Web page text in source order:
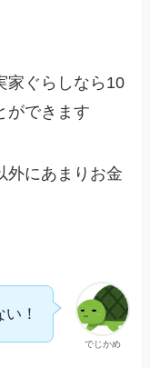
家ぐらしなら10
ができます
外にあまりお金
でじかめ
！